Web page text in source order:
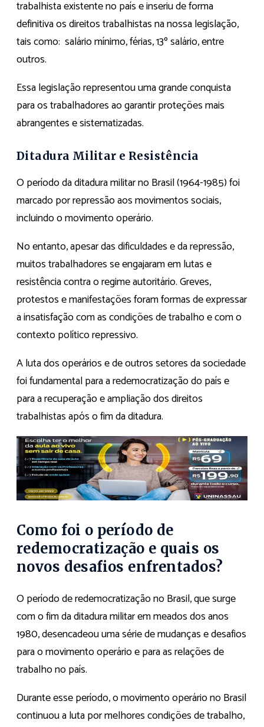
trabalhista existente no país e inseriu de forma
definitiva os direitos trabalhistas na nossa legislação,
tais como: salário mínimo, férias, 13º salário, entre
outros.
Essa legislação representou uma grande conquista
para os trabalhadores ao garantir proteções mais
abrangentes e sistematizadas.
Ditadura Militar e Resistência
O período da ditadura militar no Brasil (1964-1985) foi
marcado por repressão aos movimentos sociais,
incluindo o movimento operário.
No entanto, apesar das dificuldades e da repressão,
muitos trabalhadores se engajaram em lutas e
resistência contra o regime autoritário. Greves,
protestos e manifestações foram formas de expressar
a insatisfação com as condições de trabalho e com o
contexto político repressivo.
A luta dos operários e de outros setores da sociedade
foi fundamental para a redemocratização do país e
para a recuperação e ampliação dos direitos
trabalhistas após o fim da ditadura.
Como foi o período de
redemocratização e quais os
novos desafios enfrentados?
O período de redemocratização no Brasil, que surge
com o fim da ditadura militar em meados dos anos
1980, desencadeou uma série de mudanças e desafios
para o movimento operário e para as relações de
trabalho no país.
Durante esse período, o movimento operário no Brasil
continuou a luta por melhores condições de trabalho,